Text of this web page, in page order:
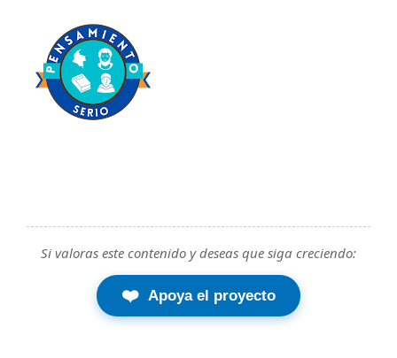
Si valoras este contenido y deseas que siga creciendo:
❤️ Apoya el proyecto